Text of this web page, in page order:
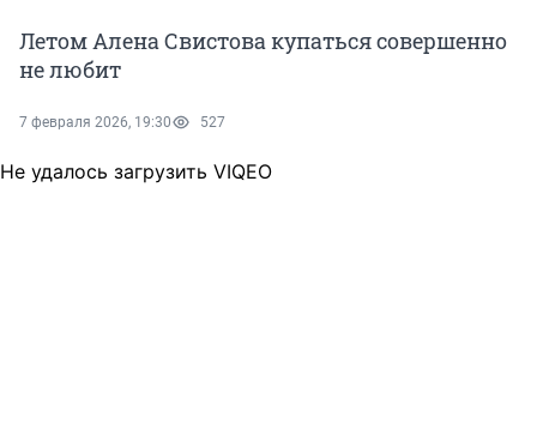
Летом Алена Свистова купаться совершенно
не любит
7 февраля 2026, 19:30 527
Не удалось загрузить VIQEO